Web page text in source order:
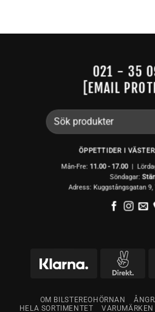
021 - 35
[EMAIL
Sök
efter:
ÖPPETTIDER I
Mån-Fre: 11.00 - 17.00|
Söndagar:
Adress: Kuggstångsgatan
OM BILSTEREOHÖRNAN
HELA SORTIMENTET
VARUMÄRKEN